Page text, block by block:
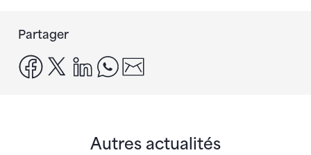
Partager
facebook
x linkedinwhatsapp
Autres actualités